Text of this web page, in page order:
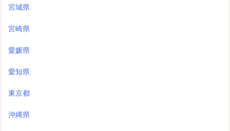
宮城県
宮崎県
愛媛県
愛知県
東京都
沖縄県